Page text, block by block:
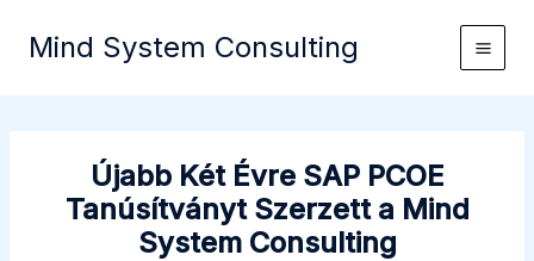
Mind System Consulting
Újabb Két Évre SAP PCOE
Tanúsítványt Szerzett a Mind
System Consulting